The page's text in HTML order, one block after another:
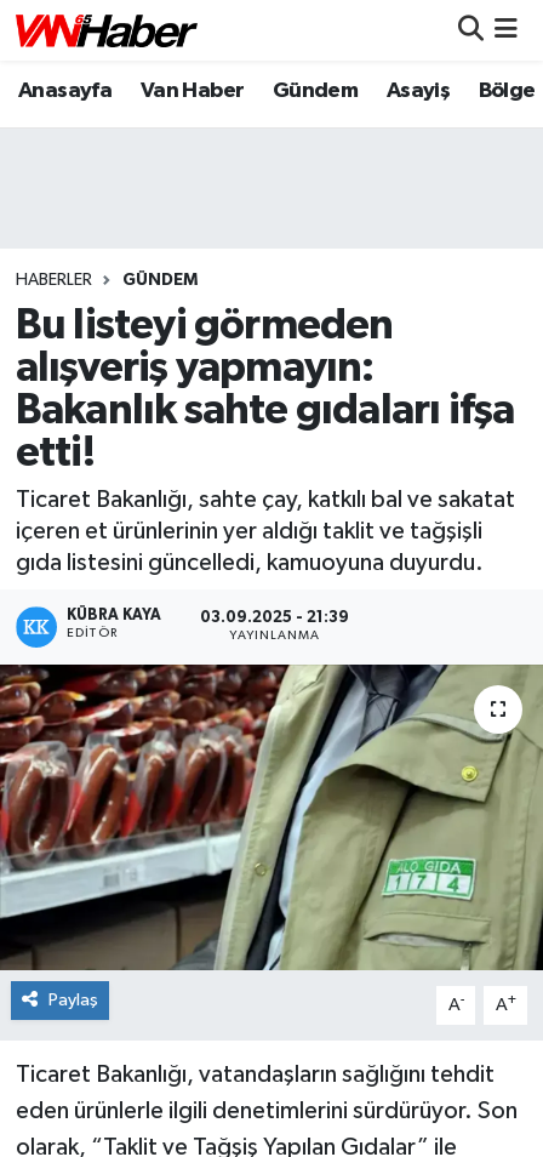
Anasayfa Van Haber Gündem Asayiş Bölge
HABERLER GÜNDEM
Bu listeyi görmeden
alışveriş yapmayın:
Bakanlık sahte gıdaları ifşa
etti!
Ticaret Bakanlığı, sahte çay, katkılı bal ve sakatat
içeren et ürünlerinin yer aldığı taklit ve tağşişli
gıda listesini güncelledi, kamuoyuna duyurdu.
KÜBRA KAYA
EDITÖR
03.09.2025 - 21:39
YAYINLANMA
Paylaş A- A+
Ticaret Bakanlığı, vatandaşların sağlığını tehdit
eden ürünlerle ilgili denetimlerini sürdürüyor. Son
olarak, “Taklit ve Tağşiş Yapılan Gıdalar” ile
Nöbetçi Eczaneler
Puan Durumu ve Fikstür
Tüm Manşetler
Son Dakika Haberleri
Haber Arşivi